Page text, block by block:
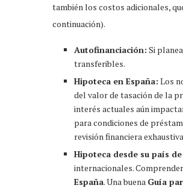
también los costos adicionales,
continuación).
Autofinanciación: Si
transferibles.
Hipoteca en España: Los
del valor de tasación de la
interés actuales aún
para condiciones de
revisión financiera
Hipoteca desde su país
internacionales.
España. Una buena Guía